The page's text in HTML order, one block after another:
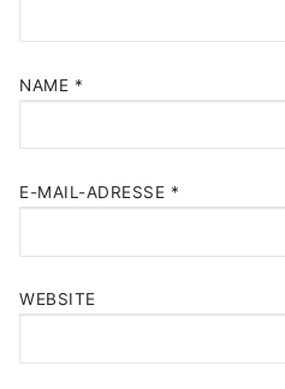
NAME *
E-MAIL-ADRESSE *
WEBSITE